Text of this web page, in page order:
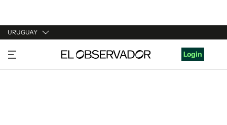
URUGUAY
URUGUAY
ARGENTINA
Login